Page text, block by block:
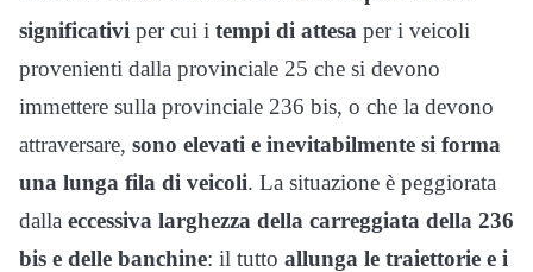
significativi per cui i tempi di attesa per i veicoli
provenienti dalla provinciale 25 che si devono
immettere sulla provinciale 236 bis, o che la devono
attraversare, sono elevati e inevitabilmente si forma
una lunga fila di veicoli. La situazione è peggiorata
dalla eccessiva larghezza della carreggiata della 236
bis e delle banchine: il tutto allunga le traiettorie e i